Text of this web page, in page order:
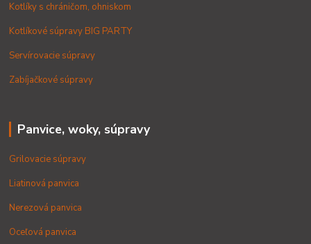
Kotlíky s chráničom, ohniskom
Kotlíkové súpravy BIG PARTY
Servírovacie súpravy
Zabíjačkové súpravy
Panvice, woky, súpravy
Grilovacie súpravy
Liatinová panvica
Nerezová panvica
Oceľová panvica